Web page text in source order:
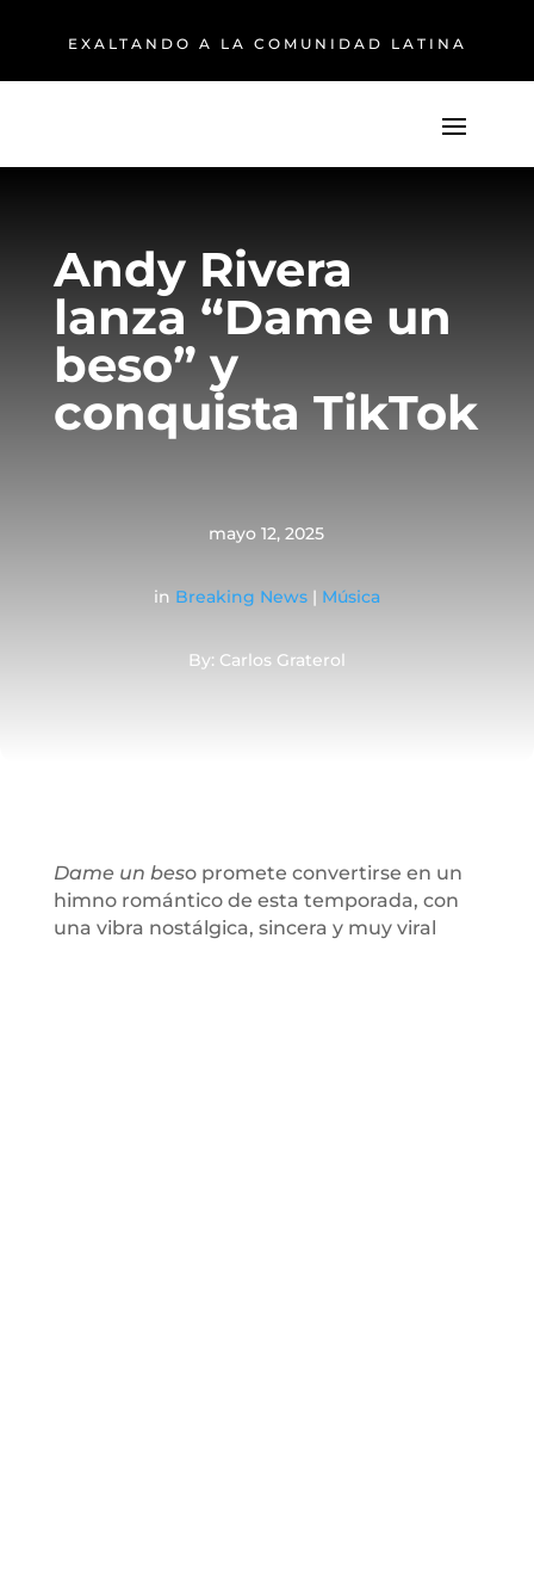
EXALTANDO A LA COMUNIDAD LATINA
Andy Rivera
lanza “Dame un
beso” y
conquista TikTok
mayo 12, 2025
in Breaking News| Música
By: Carlos Graterol
Dame un beso promete convertirse en un
himno romántico de esta temporada, con
una vibra nostálgica, sincera y muy viral